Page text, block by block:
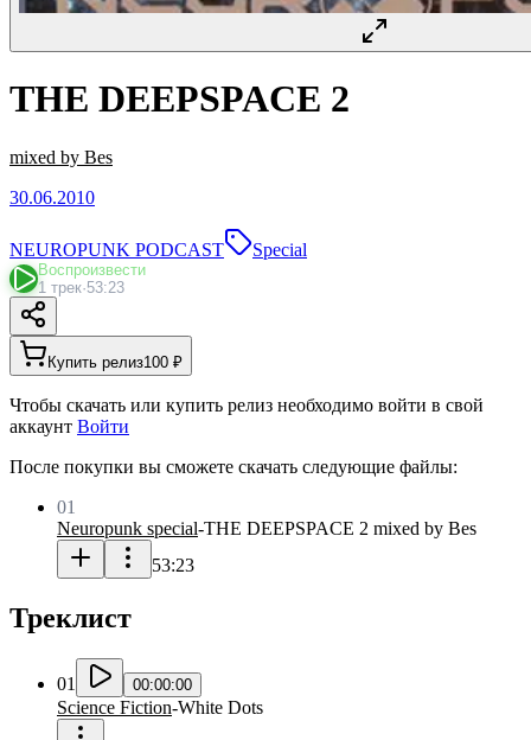
THE DEEPSPACE 2
mixed by Bes
30.06.2010
NEUROPUNK PODCAST Special
Воспроизвести
1 трек·53:23
Купить релиз100 ₽
Чтобы скачать или купить релиз необходимо войти в свой
аккаунт Войти
После покупки вы сможете скачать следующие файлы:
01
Neuropunk special-THE DEEPSPACE 2 mixed by Bes
53:23
Треклист
01 00:00:00
Science Fiction-White Dots